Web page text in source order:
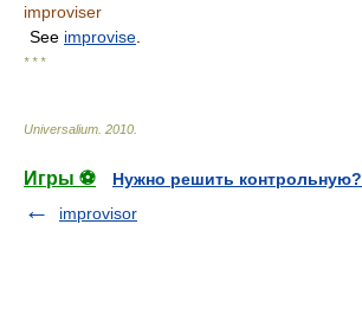
improviser
See improvise
* * *
Universalium 2010
Игры ⚽
Нужно решить контрольную?
improvisor